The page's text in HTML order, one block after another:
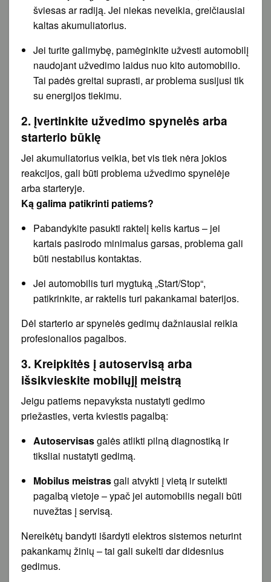
šviesas ar radiją. Jei niekas neveikia, greičiausiai
kaltas akumuliatorius.
Jei turite galimybę, pamėginkite užvesti automobilį
naudojant užvedimo laidus nuo kito automobilio.
Tai padės greitai suprasti, ar problema susijusi tik
su energijos tiekimu.
2. Įvertinkite užvedimo spynelės arba
starterio būklę
Jei akumuliatorius veikia, bet vis tiek nėra jokios
reakcijos, gali būti problema užvedimo spynelėje
arba starteryje.
Ką galima patikrinti patiems?
Pabandykite pasukti raktelį kelis kartus – jei
kartais pasirodo minimalus garsas, problema gali
būti nestabilus kontaktas.
Jei automobilis turi mygtuką „Start/Stop“,
patikrinkite, ar raktelis turi pakankamai baterijos.
Dėl starterio ar spynelės gedimų dažniausiai reikia
profesionalios pagalbos.
3. Kreipkitės į autoservisą arba
išsikvieskite mobilųjį meistrą
Jeigu patiems nepavyksta nustatyti gedimo
priežasties, verta kviestis pagalbą:
Autoservisasgalės atlikti pilną diagnostiką ir
tiksliai nustatyti gedimą.
Mobilus meistrasgali atvykti į vietą ir suteikti
pagalbą vietoje – ypač jei automobilis negali būti
nuvežtas į servisą.
Nereikėtų bandyti išardyti elektros sistemos neturint
pakankamų žinių – tai gali sukelti dar didesnius
gedimus.